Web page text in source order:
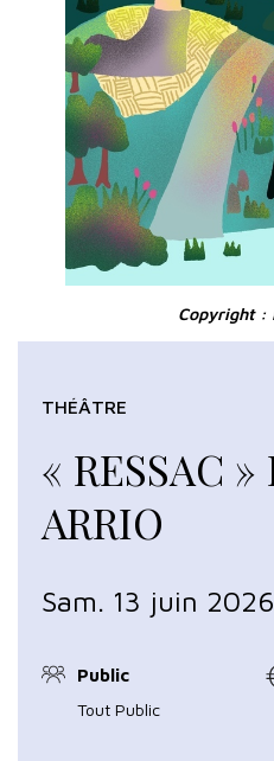
Copyright :
« RESSAC »
ARRIO
THÉÂTRE
Sam. 13 juin
Public
Tout Public